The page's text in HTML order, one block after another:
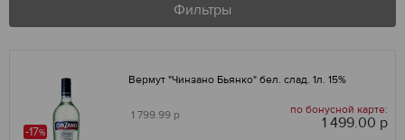
Фильтры
-17%
Вермут "Чинзано Бьянко" бел. слад. 1л. 15%
1 799.99 р по бонусной карте:
1 499.00 р